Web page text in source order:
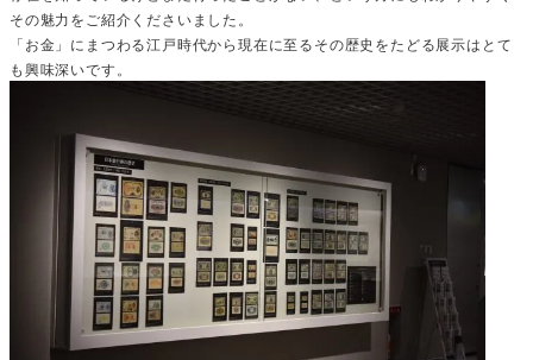
その魅力をご紹介くださいました。
「お金」にまつわる江戸時代から現在に至るその歴史をたどる展示はとて
も興味深いです。